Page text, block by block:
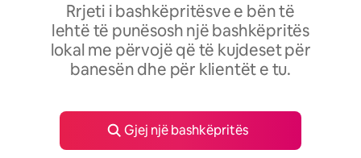
Rrjeti i bashkëpritësve e bën të
lehtë të punësosh një bashkëpritës
lokal me përvojë që të kujdeset për
banesën dhe për klientët e tu.
Gjej një bashkëpritës